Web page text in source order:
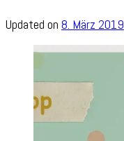
Updated on 8. März 2019